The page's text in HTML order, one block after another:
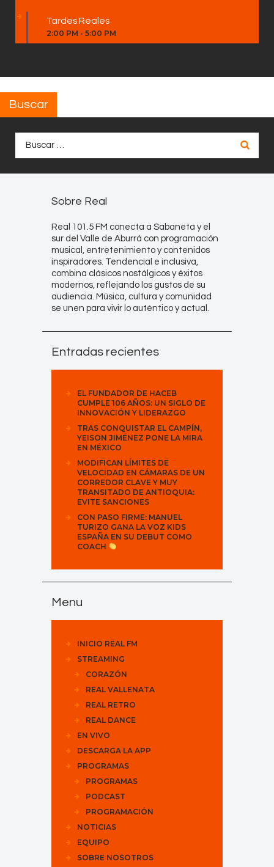
Tardes Reales
2:00 PM - 5:00 PM
Buscar
Sobre Real
Real 101.5 FM conecta a Sabaneta y el
sur del Valle de Aburrá con programación
musical, entretenimiento y contenidos
inspiradores. Tendencial e inclusiva,
combina clásicos nostálgicos y éxitos
modernos, reflejando los gustos de su
audiencia. Música, cultura y comunidad
se unen para vivir lo auténtico y actual.
Entradas recientes
EL FUNDADOR DE HACEB
CUMPLE 106 AÑOS: UN SIGLO DE
INNOVACIÓN Y LIDERAZGO
TRAS CONQUISTAR EL CAMPÍN,
YEISON JIMÉNEZ PONE LA MIRA
EN MÉXICO
MODIFICAN LÍMITES DE
VELOCIDAD EN CÁMARAS DE UN
CORREDOR CLAVE Y MUY
TRANSITADO DE ANTIOQUIA:
EVITE SANCIONES
CON PASO FIRME: MANUEL
TURIZO GANA LA VOZ KIDS
ESPAÑA EN SU DEBUT COMO
COACH
Menu
INICIO REAL FM
STREAMING
CORAZÓN
REAL VALLENATA
REAL RETRO
REAL DANCE
EN VIVO
DESCARGA LA APP
PROGRAMAS
PROGRAMAS
PODCAST
PROGRAMACIÓN
NOTICIAS
EQUIPO
SOBRE NOSOTROS